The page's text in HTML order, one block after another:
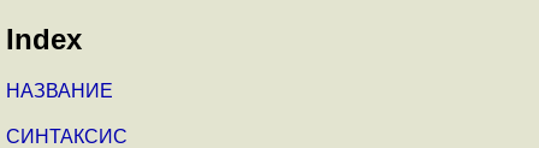
Index
НАЗВАНИЕ
СИНТАКСИС